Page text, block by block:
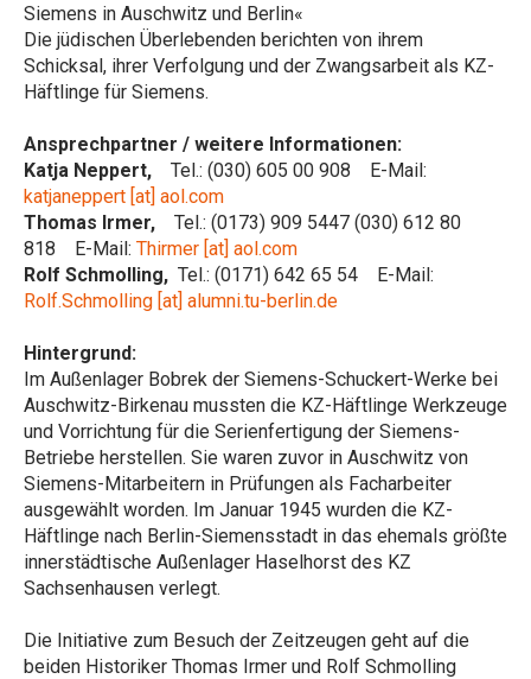
Siemens in Auschwitz und Berlin«
Die jüdischen Überlebenden berichten von ihrem
Schicksal, ihrer Verfolgung und der Zwangsarbeit als KZ-
Häftlinge für Siemens.
Ansprechpartner / weitere Informationen:
Katja Neppert, Tel.: (030) 605 00 908 E-Mail:
katjaneppert [at] aol.com
Thomas Irmer, Tel.: (0173) 909 5447 (030) 612 80
818 E-Mail: Thirmer [at] aol.com
Rolf Schmolling, Tel.: (0171) 642 65 54 E-Mail:
Rolf.Schmolling [at] alumni.tu-berlin.de
Hintergrund:
Im Außenlager Bobrek der Siemens-Schuckert-Werke bei
Auschwitz-Birkenau mussten die KZ-Häftlinge Werkzeuge
und Vorrichtung für die Serienfertigung der Siemens-
Betriebe herstellen. Sie waren zuvor in Auschwitz von
Siemens-Mitarbeitern in Prüfungen als Facharbeiter
ausgewählt worden. Im Januar 1945 wurden die KZ-
Häftlinge nach Berlin-Siemensstadt in das ehemals größte
innerstädtische Außenlager Haselhorst des KZ
Sachsenhausen verlegt.
Die Initiative zum Besuch der Zeitzeugen geht auf die
beiden Historiker Thomas Irmer und Rolf Schmolling